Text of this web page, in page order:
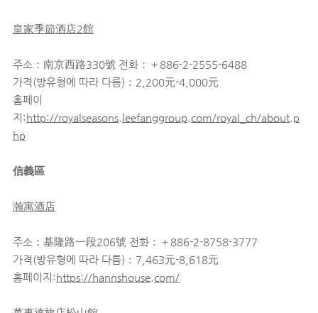
皇家季節酒店2館
주소：南京西路330號 전화：＋886-2-2555-6488
가격(방유형에 따라 다름)：2,200元-4,000元
홈페이
지:http://royalseasons.leefanggroup.com/royal_ch/about.p
hp
信義區
瀚寓酒店
주소：基隆路一段206號 전화：＋886-2-8758-3777
가격(방유형에 따라 다름)：7,463元-8,618元
홈페이지:https://hannshouse.com/